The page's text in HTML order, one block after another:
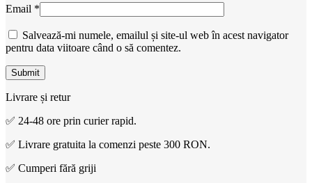
Email *
Salvează-mi numele, emailul și site-ul web în acest navigator
pentru data viitoare când o să comentez.
Livrare și retur
✅ 24-48 ore prin curier rapid.
✅ Livrare gratuita la comenzi peste 300 RON.
✅ Cumperi fără griji